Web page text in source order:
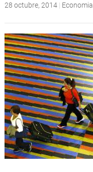
28 octubre, 2014| Economia